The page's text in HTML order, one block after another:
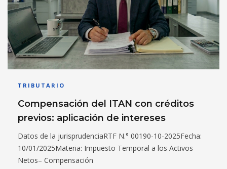
TRIBUTARIO
Compensación del ITAN con créditos
previos: aplicación de intereses
Datos de la jurisprudenciaRTF N.° 00190-10-2025Fecha:
10/01/2025Materia: Impuesto Temporal a los Activos
Netos– Compensación